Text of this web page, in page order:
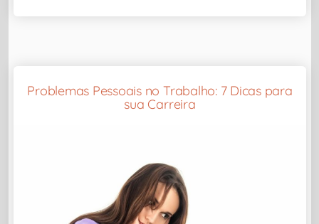
Problemas Pessoais no Trabalho: 7 Dicas para
sua Carreira